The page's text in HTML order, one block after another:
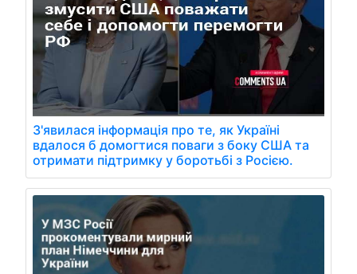
З'явилася інформація про те, як Україні
вдалося б домогтися поваги з боку США та
отримати підтримку у боротьбі з Росією.